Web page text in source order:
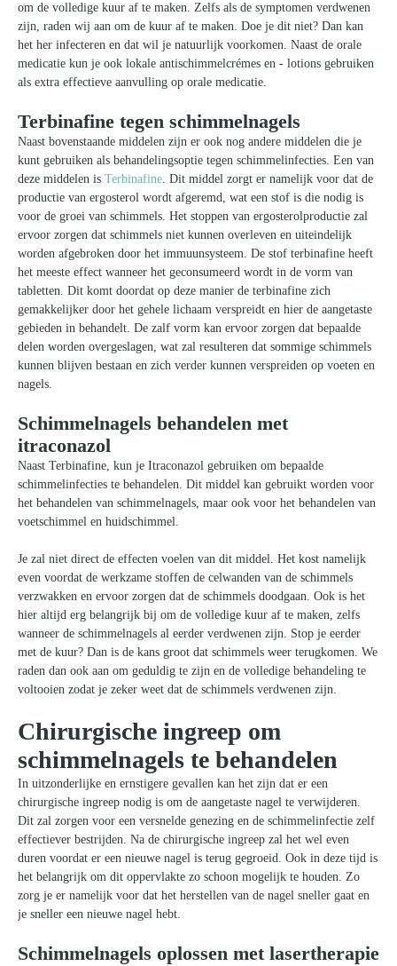
om de volledige kuur af te maken. Zelfs als de symptomen verdwenen
zijn, raden wij aan om de kuur af te maken. Doe je dit niet? Dan kan
het her infecteren en dat wil je natuurlijk voorkomen. Naast de orale
medicatie kun je ook lokale antischimmelcrémes en - lotions gebruiken
als extra effectieve aanvulling op orale medicatie.
Terbinafine tegen schimmelnagels
Naast bovenstaande middelen zijn er ook nog andere middelen die je
kunt gebruiken als behandelingsoptie tegen schimmelinfecties. Een van
deze middelen is Terbinafine. Dit middel zorgt er namelijk voor dat de
productie van ergosterol wordt afgeremd, wat een stof is die nodig is
voor de groei van schimmels. Het stoppen van ergosterolproductie zal
ervoor zorgen dat schimmels niet kunnen overleven en uiteindelijk
worden afgebroken door het immuunsysteem. De stof terbinafine heeft
het meeste effect wanneer het geconsumeerd wordt in de vorm van
tabletten. Dit komt doordat op deze manier de terbinafine zich
gemakkelijker door het gehele lichaam verspreidt en hier de aangetaste
gebieden in behandelt. De zalf vorm kan ervoor zorgen dat bepaalde
delen worden overgeslagen, wat zal resulteren dat sommige schimmels
kunnen blijven bestaan en zich verder kunnen verspreiden op voeten en
nagels.
Schimmelnagels behandelen met
itraconazol
Naast Terbinafine, kun je Itraconazol gebruiken om bepaalde
schimmelinfecties te behandelen. Dit middel kan gebruikt worden voor
het behandelen van schimmelnagels, maar ook voor het behandelen van
voetschimmel en huidschimmel.
Je zal niet direct de effecten voelen van dit middel. Het kost namelijk
even voordat de werkzame stoffen de celwanden van de schimmels
verzwakken en ervoor zorgen dat de schimmels doodgaan. Ook is het
hier altijd erg belangrijk bij om de volledige kuur af te maken, zelfs
wanneer de schimmelnagels al eerder verdwenen zijn. Stop je eerder
met de kuur? Dan is de kans groot dat schimmels weer terugkomen. We
raden dan ook aan om geduldig te zijn en de volledige behandeling te
voltooien zodat je zeker weet dat de schimmels verdwenen zijn.
Chirurgische ingreep om
schimmelnagels te behandelen
In uitzonderlijke en ernstigere gevallen kan het zijn dat er een
chirurgische ingreep nodig is om de aangetaste nagel te verwijderen.
Dit zal zorgen voor een versnelde genezing en de schimmelinfectie zelf
effectiever bestrijden. Na de chirurgische ingreep zal het wel even
duren voordat er een nieuwe nagel is terug gegroeid. Ook in deze tijd is
het belangrijk om dit oppervlakte zo schoon mogelijk te houden. Zo
zorg je er namelijk voor dat het herstellen van de nagel sneller gaat en
je sneller een nieuwe nagel hebt.
Schimmelnagels oplossen met lasertherapie